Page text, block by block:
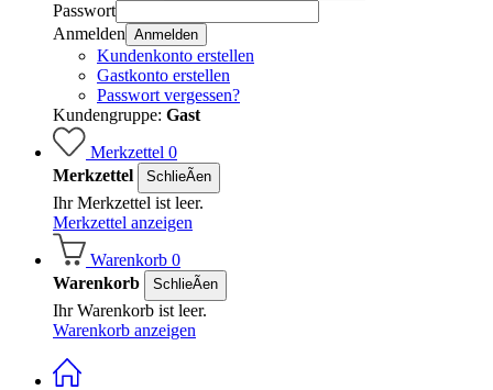
Passwort
Anmelden Anmelden
Kundenkonto erstellen
Gastkonto erstellen
Passwort vergessen?
Kundengruppe: Gast
Merkzettel 0
Merkzettel
SchlieÃen
Ihr Merkzettel ist leer.
Merkzettel anzeigen
Warenkorb 0
Warenkorb
SchlieÃen
Ihr Warenkorb ist leer.
Warenkorb anzeigen